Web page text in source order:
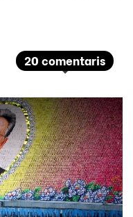
20 comentaris